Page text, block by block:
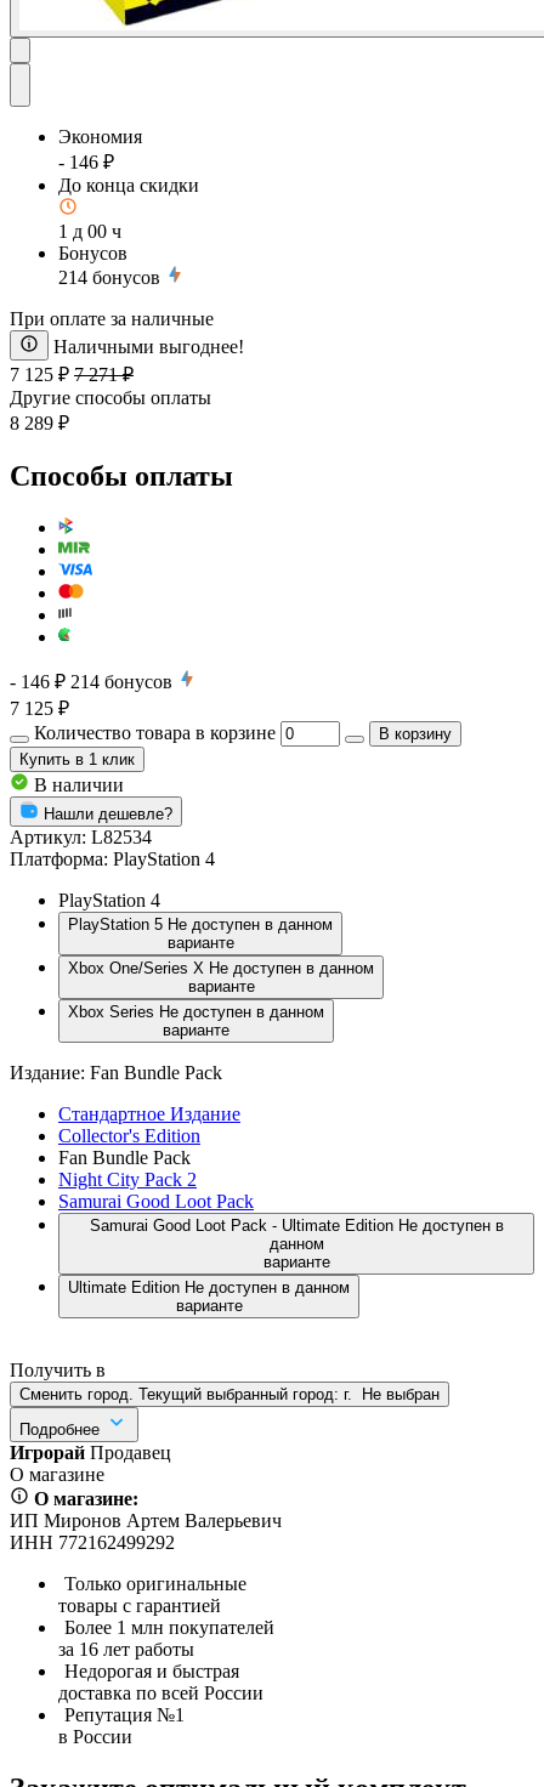
Экономия
- 146 ₽
До конца скидки
1 д 00 ч
Бонусов
214 бонусов
При оплате за наличные
Наличными выгоднее!
7 125 ₽ 7 271 ₽
Другие способы оплаты
8 289 ₽
Способы оплаты
- 146 ₽ 214 бонусов
7 125 ₽
Количество товара в корзине
В корзину
Купить в 1 клик
В наличии
Нашли дешевле?
Артикул: L82534
Платформа: PlayStation 4
PlayStation 4
PlayStation 5 Не доступен в данном
варианте
Xbox One/Series X Не доступен в данном
варианте
Xbox Series Не доступен в данном
варианте
Издание: Fan Bundle Pack
Стандартное Издание
Collector's Edition
Fan Bundle Pack
Night City Pack 2
Samurai Good Loot Pack
Samurai Good Loot Pack - Ultimate Edition Не доступен в
данном
варианте
Ultimate Edition Не доступен в данном
варианте
Получить в
Сменить город. Текущий выбранный город: г.
Не выбран
Подробнее
Игрорай Продавец
О магазине
О магазине:
ИП Миронов Артем Валерьевич
ИНН 772162499292
Только оригинальные
товары с гарантией
Более 1 млн покупателей
за 16 лет работы
Недорогая и быстрая
доставка по всей России
Репутация №1
в России